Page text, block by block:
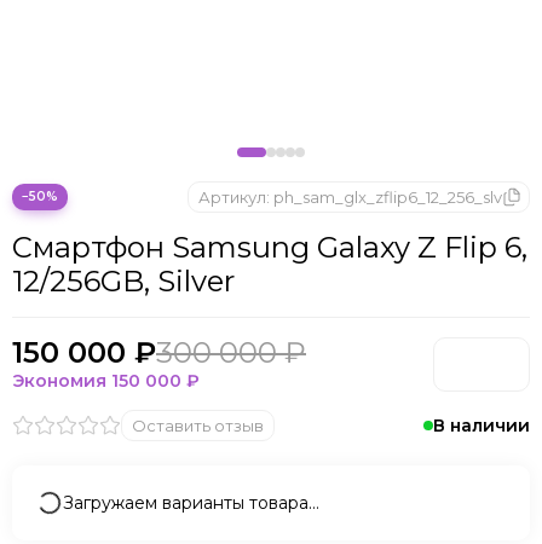
ONYX BOOX
Oukitel
Pico
POCO
Sony
Valve
Whoop
−50%
В наличии
Смартфон Samsung Galaxy Z Flip 6,
12/256GB, Silver
Артикул: ph_sam_glx_zflip6_12_256_slv
Оставить отзыв
150 000 ₽300 000 ₽
Экономия 150 000 ₽
Загружаем варианты товара…